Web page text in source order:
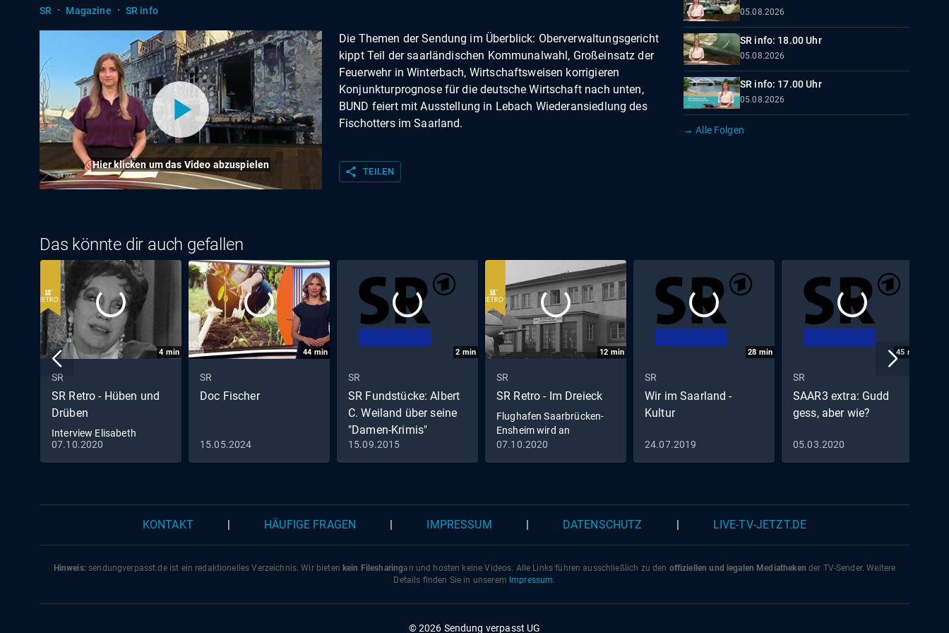
SR · Magazine · SR info
Hier klicken um das Video abzuspielen
Die Themen der Sendung im Überblick: Oberverwaltungsgericht
kippt Teil der saarländischen Kommunalwahl, Großeinsatz der
Feuerwehr in Winterbach, Wirtschaftsweisen korrigieren
Konjunkturprognose für die deutsche Wirtschaft nach unten,
BUND feiert mit Ausstellung in Lebach Wiederansiedlung des
Fischotters im Saarland.
share TEILEN
05.08.2026
SR info: 18.00 Uhr
05.08.2026
SR info: 17.00 Uhr
05.08.2026
→ Alle Folgen
Das könnte dir auch gefallen
4 min
SR
SR Retro - Hüben und
Drüben
Interview Elisabeth
Flickenschildt
07.10.2020
44min
SR
Doc Fischer
15.05.2024
2 min
SR
SR Fundstücke: Albert
C. Weiland über seine
"Damen-Krimis"
15.09.2015
12 min
SR
SR Retro - Im Dreieck
Flughafen Saarbrücken-
Ensheim wird an
internationales
07.10.2020
28 min
SR
Wir im Saarland -
Kultur
24.07.2019
45 min
SR
SAAR3 extra: Gudd
gess, aber wie?
05.03.2020
KONTAKT HÄUFIGE FRAGEN IMPRESSUM DATENSCHUTZ LIVE-TV-JETZT.DE
Hinweis:sendungverpasst.deist ein redaktionelles Verzeichnis. Wir bieten kein Filesharingan und hosten keine Videos. Alle Links führen ausschließlich zu den offiziellen und legalen Mediatheken der TV-Sender. Weitere
Details finden Sie in unserem Impressum.
© 2026 Sendung verpasst UG